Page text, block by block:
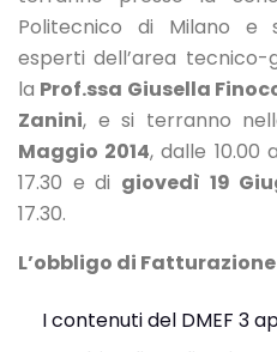
Politecnico di Milano e
esperti dell’area tecnico-
la Prof.ssa Giusella
Zanini, e si terranno
Maggio 2014, dalle 10.00
17.30 e di giovedì 19
17.30.
L’obbligo di
I contenuti del DMEF 3